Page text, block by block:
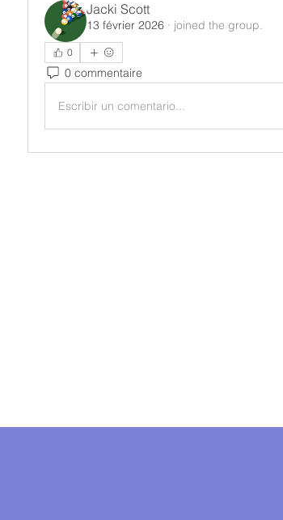
Jacki Scott
13 février 2026 · joined the group.
0
0 commentaire
Escribir un comentario...